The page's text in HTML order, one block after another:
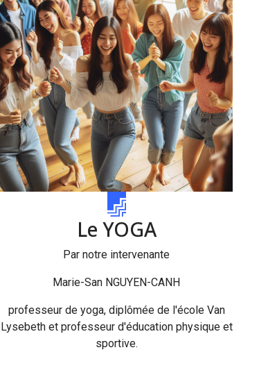
Le YOGA
Par notre intervenante
Marie-San NGUYEN-CANH
professeur de yoga, diplômée de l'école Van
Lysebeth et professeur d'éducation physique et
sportive.